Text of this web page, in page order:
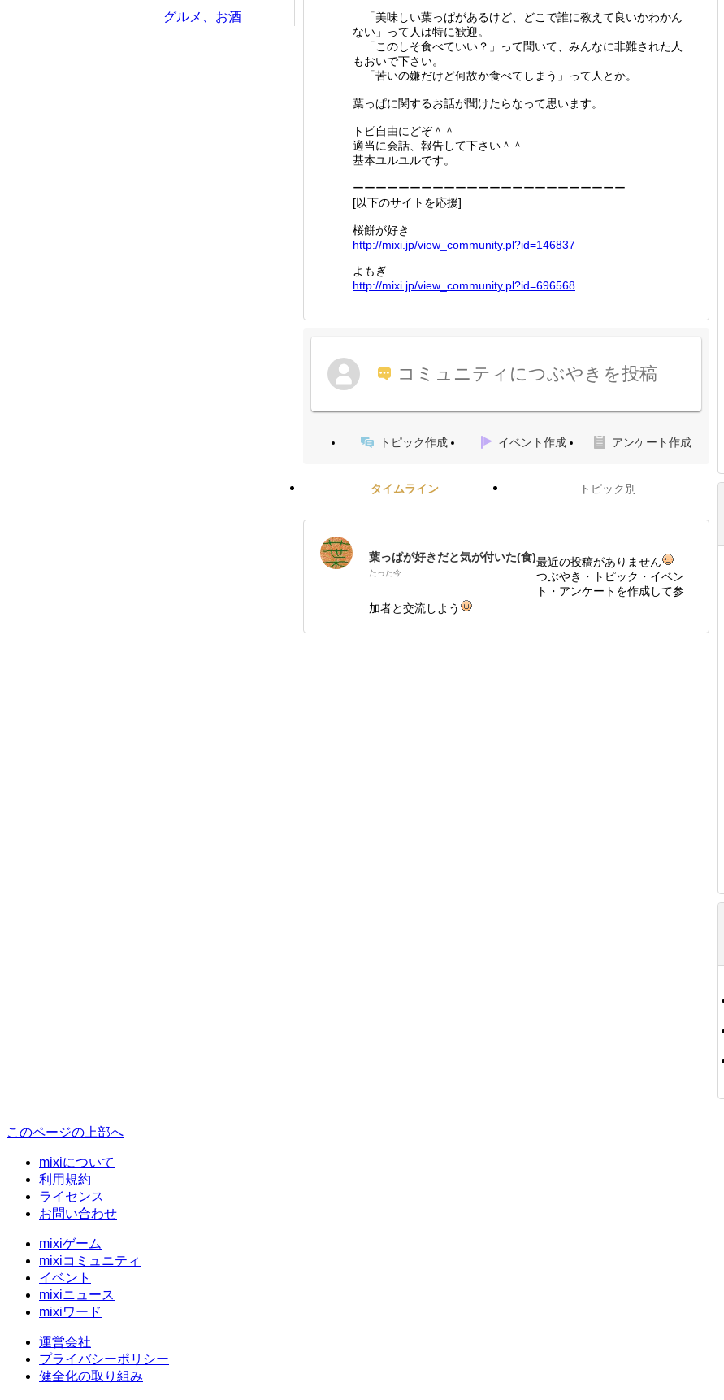
「美味しい葉っぱがあるけど、どこで誰に教えて良いかわかん
ない」って人は特に歓迎。
「このしそ食べていい？」って聞いて、みんなに非難された人
もおいで下さい。
「苦いの嫌だけど何故か食べてしまう」って人とか。
葉っぱに関するお話が聞けたらなって思います。
トピ自由にどぞ＾＾
適当に会話、報告して下さい＾＾
基本ユルユルです。
ーーーーーーーーーーーーーーーーーーーーーーーー
[以下のサイトを応援]
桜餅が好き
http://mixi.jp/view_community.pl?id=146837
よもぎ
http://mixi.jp/view_community.pl?id=696568
コミュニティにつぶやきを投稿
トピック作成 イベント作成 アンケート作成
タイムライン トピック別
葉っぱが好きだと気が付いた(食)
たった今
最近の投稿がありません
つぶやき・トピック・イベン
ト・アンケートを作成して参
加者と交流しよう
グルメ、お酒
このページの上部へ
mixiについて
利用規約
ライセンス
お問い合わせ
mixiゲーム
mixiコミュニティ
イベント
mixiニュース
mixiワード
運営会社
プライバシーポリシー
健全化の取り組み